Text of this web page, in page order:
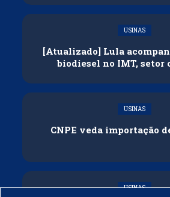
USINAS
[Atualizado] Lula
biodiesel no IMT, setor
USINAS
CNPE veda importação
USINAS